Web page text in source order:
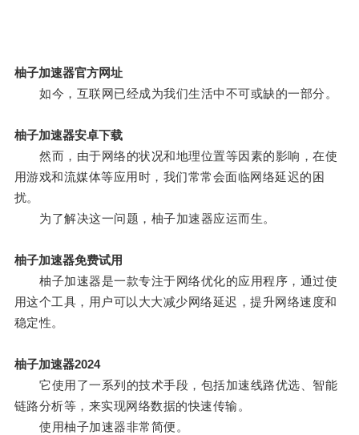
柚子加速器官方网址
如今，互联网已经成为我们生活中不可或缺的一部分。
柚子加速器安卓下载
然而，由于网络的状况和地理位置等因素的影响，在使
用游戏和流媒体等应用时，我们常常会面临网络延迟的困
扰。
为了解决这一问题，柚子加速器应运而生。
柚子加速器免费试用
柚子加速器是一款专注于网络优化的应用程序，通过使
用这个工具，用户可以大大减少网络延迟，提升网络速度和
稳定性。
柚子加速器2024
它使用了一系列的技术手段，包括加速线路优选、智能
链路分析等，来实现网络数据的快速传输。
使用柚子加速器非常简便。